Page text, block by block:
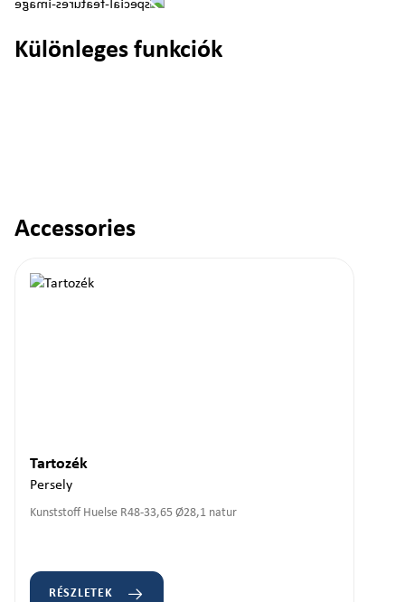
Különleges funkciók
Termékgaléria kihagyása
Accessories
Tartozék
Persely
Kunststoff Huelse R48-33,65 Ø28,1 natur
RÉSZLETEK